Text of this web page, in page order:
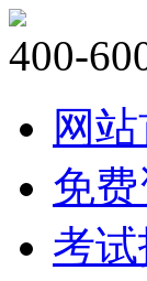
400-
网
免
考试